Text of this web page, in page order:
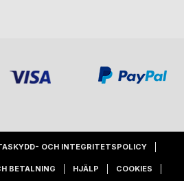
OCH INTEGRITETSPOLICY
BETALNING HJÄLP COOKIES